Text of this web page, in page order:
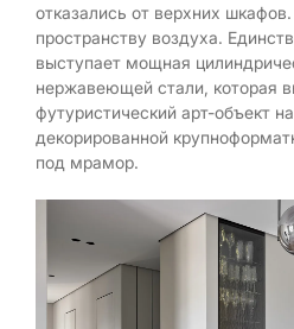
отказались от верхних
пространству воздуха.
выступает мощная
нержавеющей стали, которая
футуристический арт-объект
декорированной
под мрамор.